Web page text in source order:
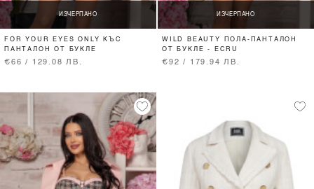
ИЗЧЕРПАНО
FOR YOUR EYES ONLY КЪС
ПАНТАЛОН ОТ БУКЛЕ
€66 / 129.08 ЛВ.
ИЗЧЕРПАНО
WILD BEAUTY ПОЛА-ПАНТАЛОН
ОТ БУКЛЕ - ECRU
€92 / 179.94 ЛВ.